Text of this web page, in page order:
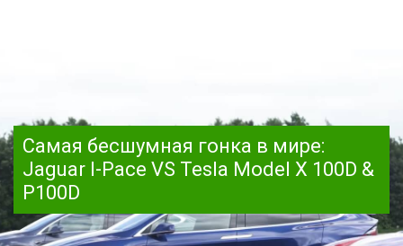
Самая бесшумная гонка в мире:
Jaguar I-Pace VS Tesla Model X 100D &
P100D